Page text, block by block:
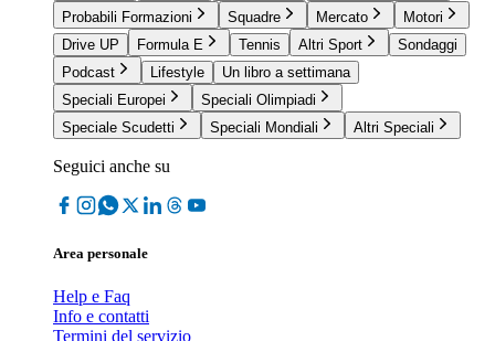
Probabili Formazioni
Squadre Mercato
Motori
Drive UP
Formula E Tennis Altri Sport
Sondaggi
Podcast
Lifestyle
Un libro a settimana
Speciali Europei
Speciali Olimpiadi
Speciale Scudetti
Speciali Mondiali Altri Speciali
Seguici anche su
Area personale
Help e Faq
Info e contatti
Termini del servizio